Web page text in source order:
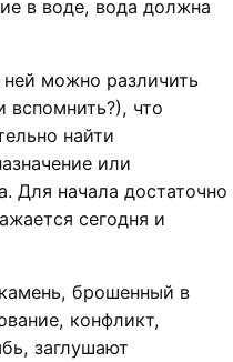
в воде, вода должна
ней можно различить
вспомнить?), что
найти
или
Для начала достаточно
сегодня и
брошенный в
конфликт,
заглушают